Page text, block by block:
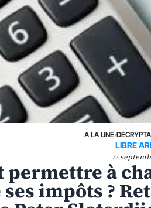
A LA UNE›
LIBRE
12
à
impôts ?